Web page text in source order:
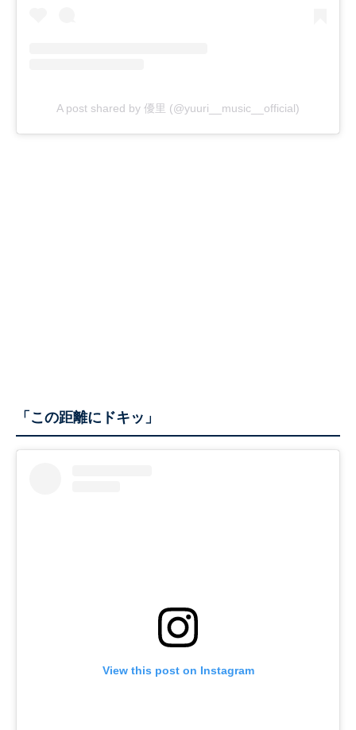
A post shared by 優里 (@yuuri__music__official)
「この距離にドキッ」
View this post on Instagram